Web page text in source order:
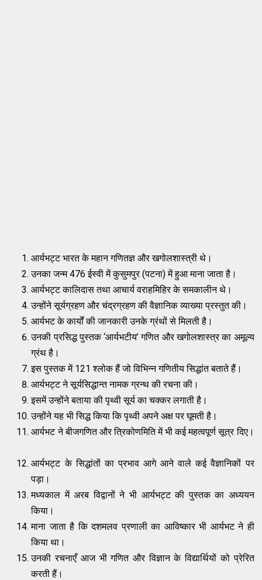
आर्यभट्ट भारत के महान गणितज्ञ और खगोलशास्त्री थे।
उनका जन्म 476 ईस्वी में कुसुमपुर (पटना) में हुआ माना जाता है।
आर्यभट्ट कालिदास तथा आचार्य वराहमिहिर के समकालीन थे।
उन्होंने सूर्यग्रहण और चंद्रग्रहण की वैज्ञानिक व्याख्या प्रस्तुत की।
आर्यभट के कार्यों की जानकारी उनके ग्रंथों से मिलती है।
उनकी प्रसिद्ध पुस्तक ‘आर्यभटीय’ गणित और खगोलशास्त्र का अमूल्य
ग्रंथ है।
इस पुस्तक में 121 श्लोक हैं जो विभिन्न गणितीय सिद्धांत बताते हैं।
आर्यभट्ट ने सूर्यसिद्धान्त नामक ग्रन्थ की रचना की।
इसमें उन्होंने बताया की पृथ्वी सूर्य का चक्कर लगाती है।
उन्होंने यह भी सिद्ध किया कि पृथ्वी अपने अक्ष पर घूमती है।
आर्यभट ने बीजगणित और त्रिकोणमिति में भी कई महत्वपूर्ण सूत्र दिए।
आर्यभट्ट के सिद्धांतों का प्रभाव आगे आने वाले कई वैज्ञानिकों पर
पड़ा।
मध्यकाल में अरब विद्वानों ने भी आर्यभट्ट की पुस्तक का अध्ययन
किया।
माना जाता है कि दशमलव प्रणाली का आविष्कार भी आर्यभट ने ही
किया था।
उनकी रचनाएँ आज भी गणित और विज्ञान के विद्यार्थियों को प्रेरित
करती हैं।